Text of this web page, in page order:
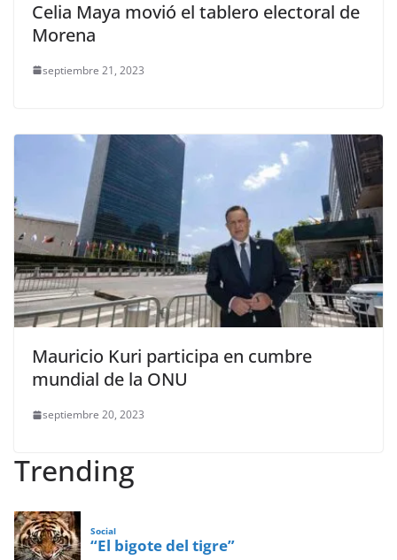
Celia Maya movió el tablero electoral de
Morena
septiembre 21, 2023
Mauricio Kuri participa en cumbre
mundial de la ONU
septiembre 20, 2023
Trending
Social
“El bigote del tigre”